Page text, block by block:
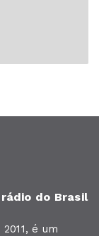
do Brasil
é um